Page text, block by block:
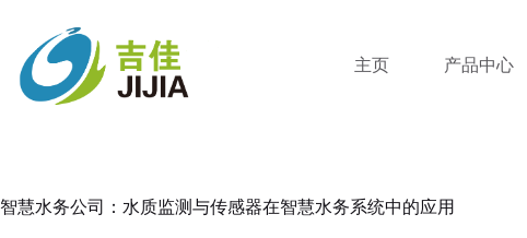
主页 产品中心
智慧水务公司：水质监测与传感器在智慧水务系统中的应用